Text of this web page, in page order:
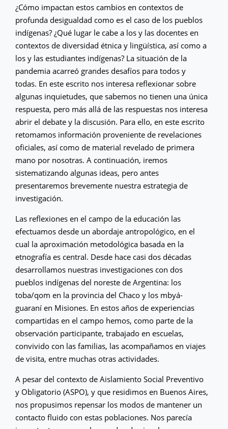
¿Cómo impactan estos cambios en contextos de
profunda desigualdad como es el caso de los pueblos
indígenas? ¿Qué lugar le cabe a los y las docentes en
contextos de diversidad étnica y lingüística, así como a
los y las estudiantes indígenas? La situación de la
pandemia acarreó grandes desafíos para todos y
todas. En este escrito nos interesa reflexionar sobre
algunas inquietudes, que sabemos no tienen una única
respuesta, pero más allá de las respuestas nos interesa
abrir el debate y la discusión. Para ello, en este escrito
retomamos información proveniente de revelaciones
oficiales, así como de material revelado de primera
mano por nosotras. A continuación, iremos
sistematizando algunas ideas, pero antes
presentaremos brevemente nuestra estrategia de
investigación.
Las reflexiones en el campo de la educación las
efectuamos desde un abordaje antropológico, en el
cual la aproximación metodológica basada en la
etnografía es central. Desde hace casi dos décadas
desarrollamos nuestras investigaciones con dos
pueblos indígenas del noreste de Argentina: los
toba/qom en la provincia del Chaco y los mbyá-
guaraní en Misiones. En estos años de experiencias
compartidas en el campo hemos, como parte de la
observación participante, trabajado en escuelas,
convivido con las familias, las acompañamos en viajes
de visita, entre muchas otras actividades.
A pesar del contexto de Aislamiento Social Preventivo
y Obligatorio (ASPO), y que residimos en Buenos Aires,
nos propusimos repensar los modos de mantener un
contacto fluido con estas poblaciones. Nos parecía